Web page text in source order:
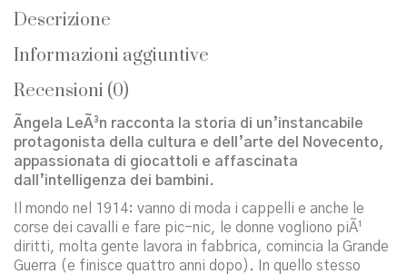
Descrizione
Informazioni aggiuntive
Recensioni (0)
Ãngela LeÃ³n racconta la storia di un’instancabile
protagonista della cultura e dell’arte del Novecento,
appassionata di giocattoli e affascinata
dall’intelligenza dei bambini.
Il mondo nel 1914: vanno di moda i cappelli e anche le
corse dei cavalli e fare pic-nic, le donne vogliono piÃ¹
diritti, molta gente lavora in fabbrica, comincia la Grande
Guerra (e finisce quattro anni dopo). In quello stesso